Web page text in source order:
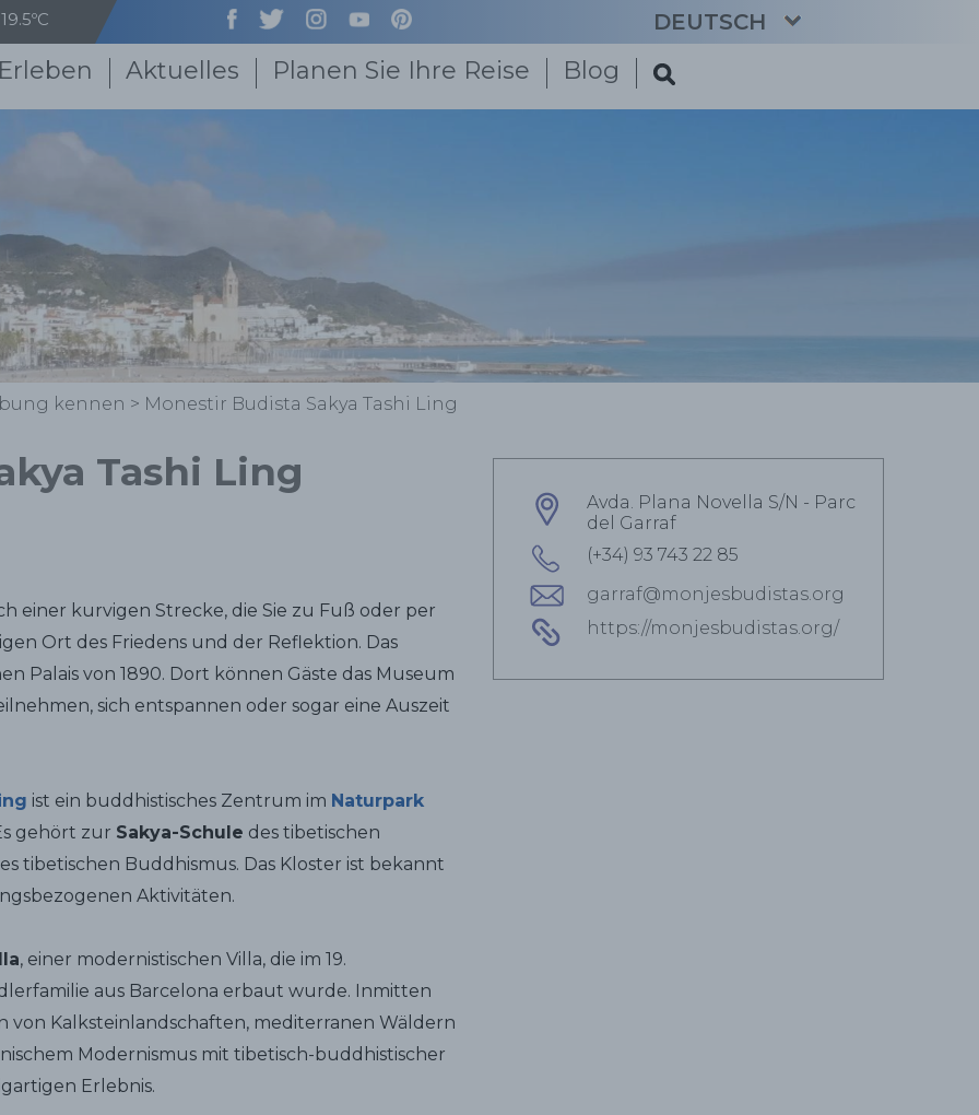
19.5ºC DEUTSCH
Erleben Aktuelles Planen Sie Ihre Reise Blog
kennen > Monestir Budista Sakya Tashi Ling
Tashi Ling
einer kurvigen Strecke, die Sie zu Fuß oder per
Ort des Friedens und der Reflektion. Das
Palais von 1890. Dort können Gäste das Museum
sich entspannen oder sogar eine Auszeit
ist ein buddhistisches Zentrum im Naturpark
gehört zur Sakya-Schule des tibetischen
tibetischen Buddhismus. Das Kloster ist bekannt
Aktivitäten.
, einer modernistischen Villa, die im 19.
aus Barcelona erbaut wurde. Inmitten
Kalksteinlandschaften, mediterranen Wäldern
Modernismus mit tibetisch-buddhistischer
Erlebnis.
Avda. Plana Novella S/N - Parc
del Garraf
(+34) 93 743 22 85
garraf@monjesbudistas.org
https://monjesbudistas.org/